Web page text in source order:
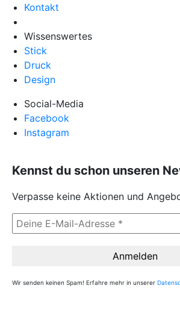
Kontakt
Wissenswertes
Stick
Druck
Design
Social-Media
Facebook
Instagram
Kennst du schon unseren
Verpasse keine Aktionen und
Wir senden keinen Spam! Erfahre mehr in unserer